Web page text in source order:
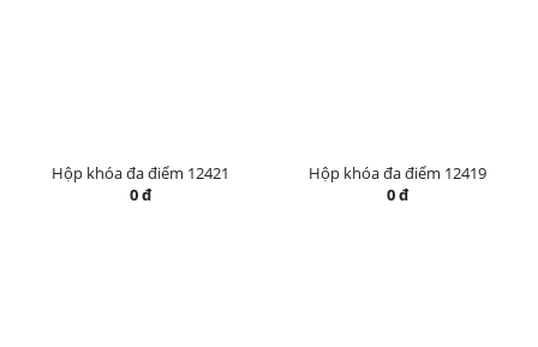
Hộp khóa đa điểm 12421
0 đ
Hộp khóa đa điểm 12419
0 đ